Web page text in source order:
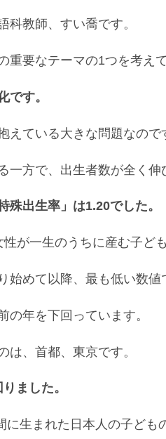
科教師、すい喬です。
重要なテーマの1つを考えて
です。
えている大きな問題なので
一方で、出生者数が全く伸
殊出生率」は1.20でした。
が一生のうちに産む子ど
始めて以降、最も低い数値
の年を下回っています。
は、首都、東京です。
ました。
に生まれた日本人の子ど